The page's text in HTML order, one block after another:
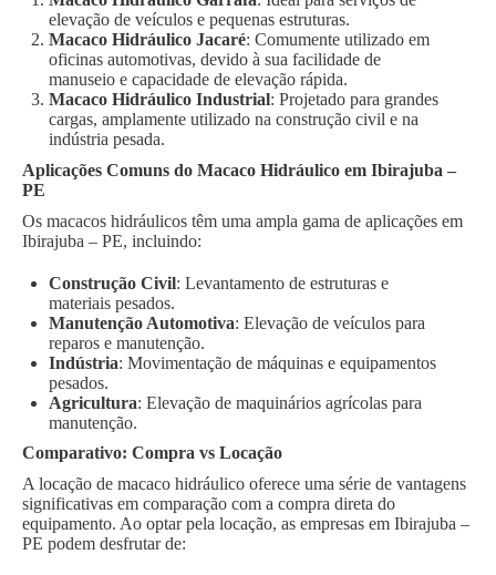
elevação de veículos e pequenas estruturas.
Macaco Hidráulico Jacaré: Comumente utilizado em
oficinas automotivas, devido à sua facilidade de
manuseio e capacidade de elevação rápida.
Macaco Hidráulico Industrial: Projetado para grandes
cargas, amplamente utilizado na construção civil e na
indústria pesada.
Aplicações Comuns do Macaco Hidráulico em Ibirajuba –
PE
Os macacos hidráulicos têm uma ampla gama de aplicações em
Ibirajuba – PE, incluindo:
Construção Civil: Levantamento de estruturas e
materiais pesados.
Manutenção Automotiva: Elevação de veículos para
reparos e manutenção.
Indústria: Movimentação de máquinas e equipamentos
pesados.
Agricultura: Elevação de maquinários agrícolas para
manutenção.
Comparativo: Compra vs Locação
A locação de macaco hidráulico oferece uma série de vantagens
significativas em comparação com a compra direta do
equipamento. Ao optar pela locação, as empresas em Ibirajuba –
PE podem desfrutar de: